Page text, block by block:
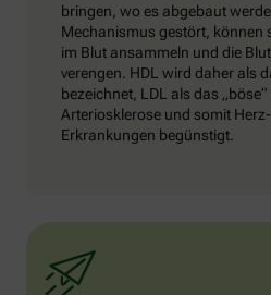
bringen, wo es abgebaut
Mechanismus gestört, können
im Blut ansammeln und die
verengen. HDL wird daher als
bezeichnet, LDL als das
Arteriosklerose und somit
Erkrankungen begünstigt.